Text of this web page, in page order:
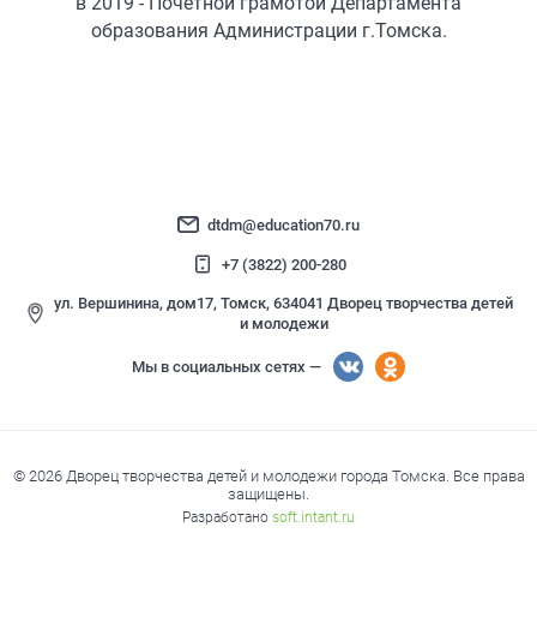
образования Администрации г.Томска.
dtdm@education70.ru
+7 (3822) 200-280
ул. Вершинина, дом17, Томск, 634041 Дворец творчества детей
и молодежи
Мы в социальных сетях —
© 2026 Дворец творчества детей и молодежи города Томска. Все права
защищены.
Разработано soft.intant.ru